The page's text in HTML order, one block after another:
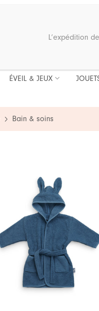
ÉVEIL & JEUX
Bain & soins
L’expédition